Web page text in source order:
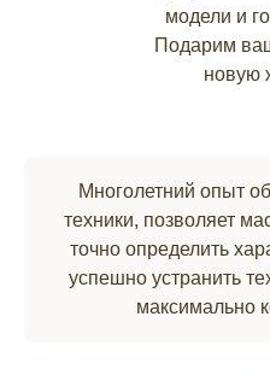
модели и
Подарим
новую
Многолетний опыт
техники, позволяет
точно определить
успешно устранить
максимально